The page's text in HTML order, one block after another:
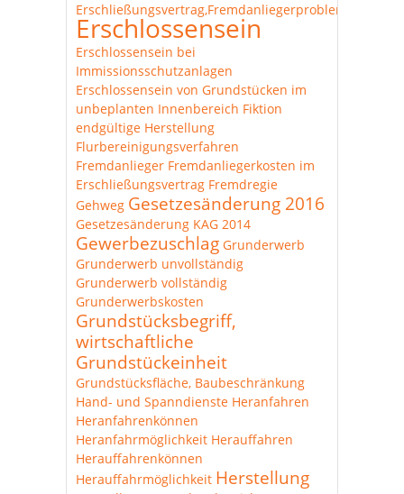
Erschließungsvertrag,Fremdanliegerproblematik
Erschlossensein
Erschlossensein bei
Immissionsschutzanlagen
Erschlossensein von Grundstücken im
unbeplanten Innenbereich Fiktion
endgültige Herstellung
Flurbereinigungsverfahren
Fremdanlieger Fremdanliegerkosten im
Erschließungsvertrag Fremdregie
Gehweg Gesetzesänderung 2016
Gesetzesänderung KAG 2014
Gewerbezuschlag Grunderwerb
Grunderwerb unvollständig
Grunderwerb vollständig
Grunderwerbskosten
Grundstücksbegriff,
wirtschaftliche
Grundstückeinheit
Grundstücksfläche, Baubeschränkung
Hand- und Spanndienste Heranfahren
Heranfahrenkönnen
Heranfahrmöglichkeit Herauffahren
Herauffahrenkönnen
Herauffahrmöglichkeit Herstellung